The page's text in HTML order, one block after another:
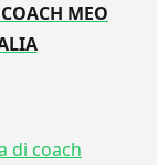
MEO
di coach